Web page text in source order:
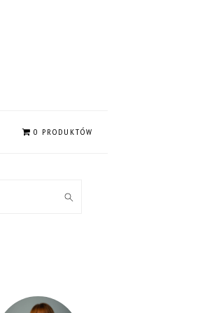
0 PRODUKTÓW